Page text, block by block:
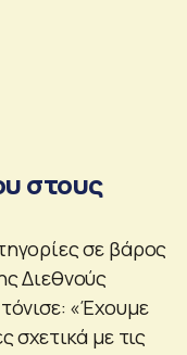
στους
σε βάρος
Διεθνούς
«Έχουμε
σχετικά με τις